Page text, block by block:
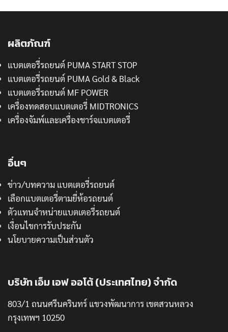
ผลิตภัณฑ์
แบตเตอรี่รถยนต์ PUMA START STOP
แบตเตอรี่รถยนต์ PUMA Gold & Black
แบตเตอรี่รถยนต์ MF POWER
เครื่องทดสอบแบตเตอรี่ MIDTRONICS
เครื่องจัมพ์และเครื่องชาร์จแบตเตอรี่
อื่นๆ
ข่าว/บทความ แบตเตอรี่รถยนต์
เลือกแบตเตอรี่ตามยี่ห้อรถยนต์
ตัวแทนจำหน่ายแบตเตอรี่รถยนต์
เงื่อนไขการรับประกัน
นโยบายความเป็นส่วนตัว
บริษัท เอ็ม เอฟ ออโต้ (ประเทศไทย) จำกัด
803/1 ถนนศรีนครินทร์ แขวงพัฒนาการ เขตสวนหลวง
กรุงเทพฯ 10250